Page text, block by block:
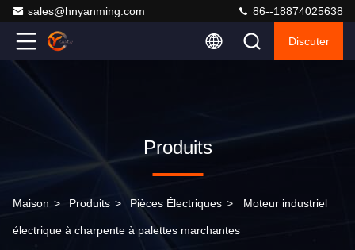
sales@hnyanming.com 86--18874025638
Discuter
Produits
Maison > Produits > Pièces Électriques > Moteur industriel
électrique à charpente à palettes marchantes